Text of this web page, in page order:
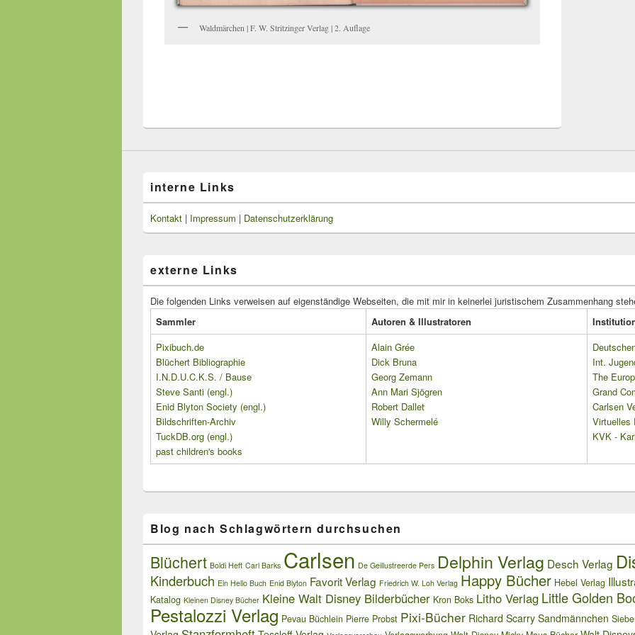
Waldmärchen | F. W. Stritzinger Verlag | 2. Auflage
interne Links
Kontakt | Impressum | Datenschutzerklärung
externe Links
Die folgenden Links verweisen auf eigenständige Webseiten, die mit mir in keinerlei juristischem Zusammenhang
Sammler
Autoren & Illustratoren
Pixibuch.de
Blüchert Bibliographie
I.N.D.U.C.K.S. / Bause
Steve Santi (engl.)
Enid Blyton Society (engl.)
Bildschriften-Archiv
TuckDB.org (engl.)
past children's books
Alain Grée
Dick Bruna
Georg Zemann
Ann Mari Sjögren
Robert Dallet
Willy Schermelé
Int.
The
Grand
Carlsen
Virtuelles
KVK -
Blog nach Schlagwörtern durchsuchen
Blüchert Boldi Heft Carl Barks Carlsen De Geillustreerde Pers Delphin Verlag Desch Verlag
Kinderbuch Ein Hello Buch Enid Blyton Favorit Verlag Friedrich W. Loh Verlag Happy Bücher Hebel Verlag
Katalog Kleinen Disney Bücher Kleine Walt Disney Bilderbücher Kron Boks Litho Verlag Little Golden
Pestalozzi Verlag Pevau Büchlein Pierre Probst Pixi-Bücher Richard Scarry Sandmännchen